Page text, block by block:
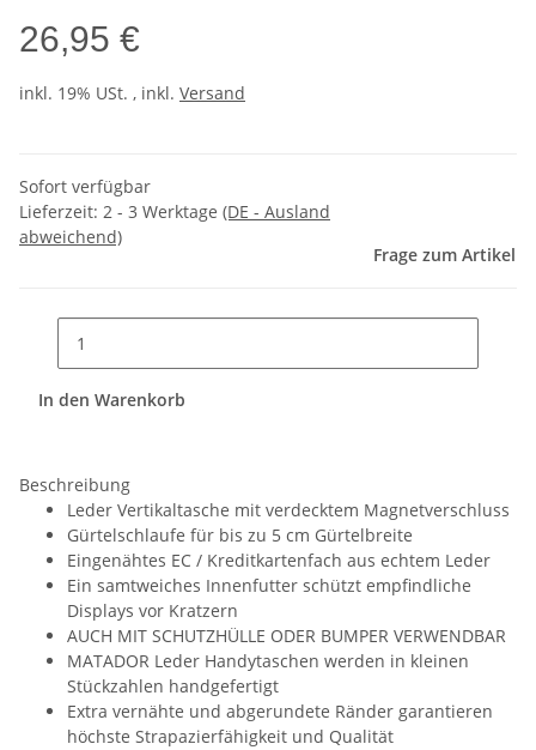
26,95 €
inkl. 19% USt. , inkl. Versand
Sofort verfügbar
Lieferzeit: 2 - 3 Werktage (DE - Ausland
abweichend)
Frage zum Artikel
In den Warenkorb
Beschreibung
Leder Vertikaltasche mit verdecktem Magnetverschluss
Gürtelschlaufe für bis zu 5 cm Gürtelbreite
Eingenähtes EC / Kreditkartenfach aus echtem Leder
Ein samtweiches Innenfutter schützt empfindliche
Displays vor Kratzern
AUCH MIT SCHUTZHÜLLE ODER BUMPER VERWENDBAR
MATADOR Leder Handytaschen werden in kleinen
Stückzahlen handgefertigt
Extra vernähte und abgerundete Ränder garantieren
höchste Strapazierfähigkeit und Qualität